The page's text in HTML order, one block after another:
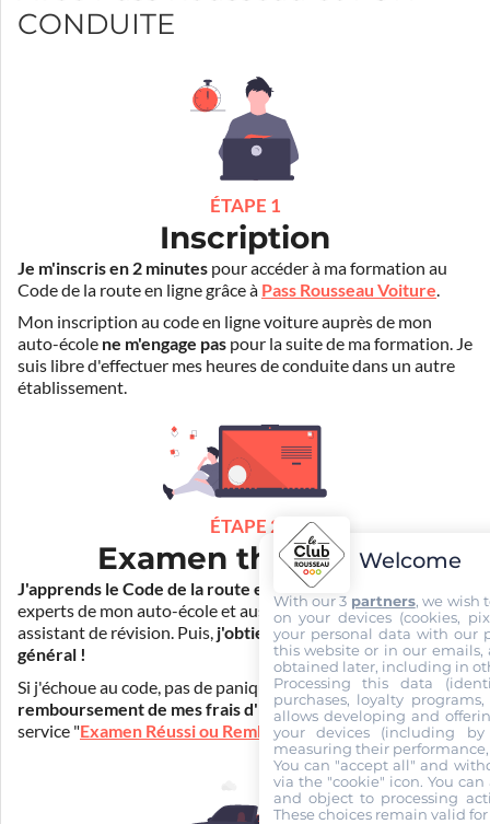
CONDUITE
ÉTAPE 1
Inscription
Je m'inscris en 2 minutes pour accéder à ma formation au
Code de la route en ligne grâce à Pass Rousseau Voiture.
Mon inscription au code en ligne voiture auprès de mon
auto-école ne m'engage pas pour la suite de ma formation. Je
suis libre d'effectuer mes heures de conduite dans un autre
établissement.
ÉTAPE 2
Examen théorique
J'apprends le Code de la route en ligne. Je suis aidé par les
experts de mon auto-école et aussi par Mister Codes, mon
assistant de révision. Puis, j'obtiens l'examen théorique
général !
Si j'échoue au code, pas de panique ! Je peux bénéficier du
remboursement de mes frais d'inscription(30€) grâce au
service "Examen Réussi ou Remboursé ".
Welcome
With our 3 partners, we wish
on your devices (cookies,
your personal data with our
this website or in our emails,
obtained later, including in
Processing this data
purchases, loyalty
allows developing and
your devices (including
measuring their
You can "accept all" and
via the "cookie" icon. You
and object to processing
These choices remain valid